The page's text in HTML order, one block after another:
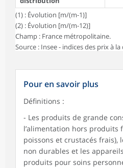
(1) : Évolution [m/(m-1)]
(2) : Évolution [m/(m-12)]
Champ : France métropolitaine.
Source : Insee - indices des prix à
Pour en savoir plus
Définitions :
- Les produits de grande
l’alimentation hors produits
poissons et crustacés frais),
non durables et les
produits pour soins